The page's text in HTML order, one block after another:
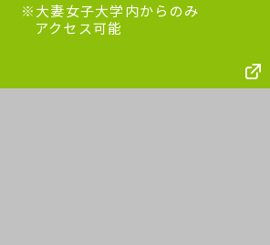
※大妻女子大学内からのみ
アクセス可能